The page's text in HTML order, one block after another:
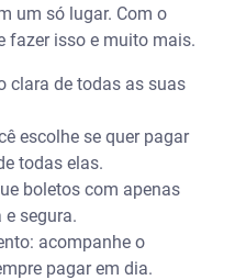
um só lugar. Com o
fazer isso e muito mais.
de todas as suas
escolhe se quer pagar
todas elas.
boletos com apenas
segura.
acompanhe o
pagar em dia.